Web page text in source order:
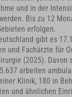
und in der
Bis zu 12
erfolgen.
gibt es
und Fachärzte für
(2025). Davon
arbeiten
Klinik, 180 in
und ähnlichen